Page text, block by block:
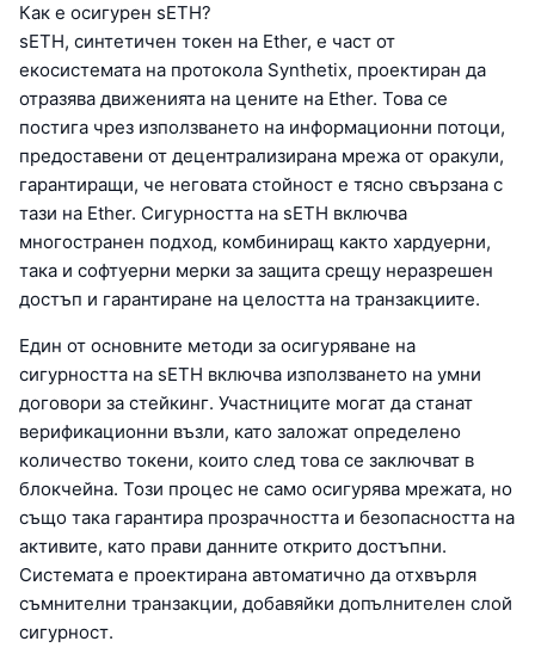
Как е осигурен sETH?
sETH, синтетичен токен на Ether, е част от
екосистемата на протокола Synthetix, проектиран да
отразява движенията на цените на Ether. Това се
постига чрез използването на информационни потоци,
предоставени от децентрализирана мрежа от оракули,
гарантиращи, че неговата стойност е тясно свързана с
тази на Ether. Сигурността на sETH включва
многостранен подход, комбиниращ както хардуерни,
така и софтуерни мерки за защита срещу неразрешен
достъп и гарантиране на целостта на транзакциите.
Един от основните методи за осигуряване на
сигурността на sETH включва използването на умни
договори за стейкинг. Участниците могат да станат
верификационни възли, като заложат определено
количество токени, които след това се заключват в
блокчейна. Този процес не само осигурява мрежата, но
също така гарантира прозрачността и безопасността на
активите, като прави данните открито достъпни.
Системата е проектирана автоматично да отхвърля
съмнителни транзакции, добавяйки допълнителен слой
сигурност.